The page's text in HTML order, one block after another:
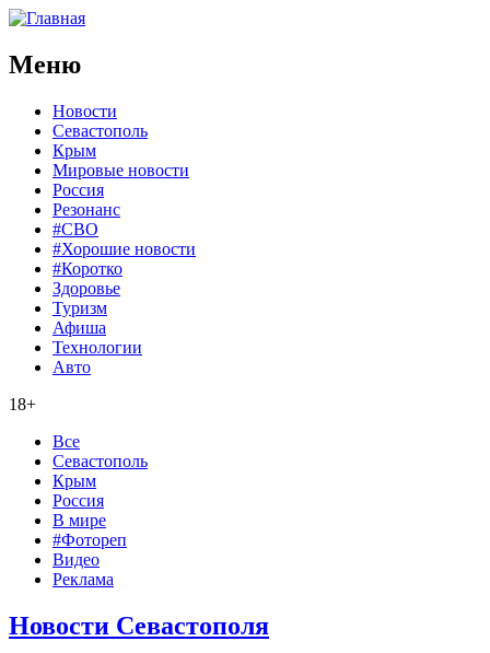
Меню
Новости
Севастополь
Крым
Мировые новости
Россия
Резонанс
#СВО
#Хорошие новости
#Коротко
Здоровье
Туризм
Афиша
Технологии
Авто
18+
Все
Севастополь
Крым
Россия
В мире
#Фотореп
Видео
Реклама
Новости Севастополя